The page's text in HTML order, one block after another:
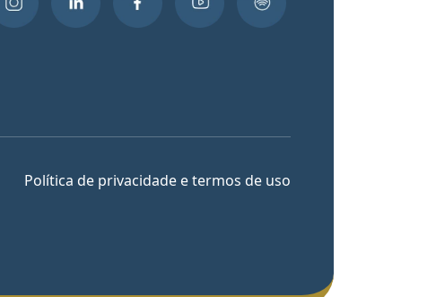
Política de privacidade e termos de uso